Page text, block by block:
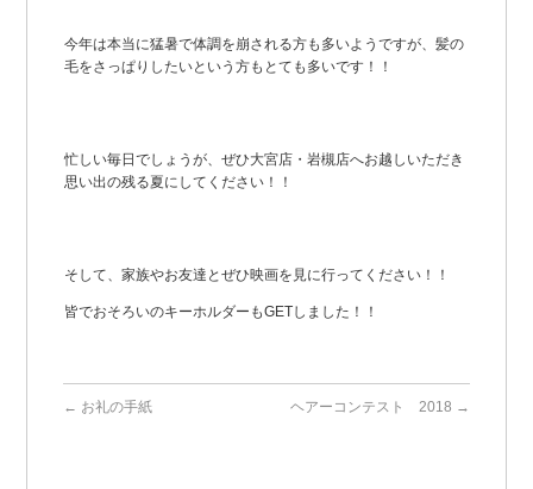
今年は本当に猛暑で体調を崩される方も多いようですが、髪の
毛をさっぱりしたいという方もとても多いです！！
忙しい毎日でしょうが、ぜひ大宮店・岩槻店へお越しいただき
思い出の残る夏にしてください！！
そして、家族やお友達とぜひ映画を見に行ってください！！
皆でおそろいのキーホルダーもGETしました！！
← お礼の手紙 ヘアーコンテスト 2018 →